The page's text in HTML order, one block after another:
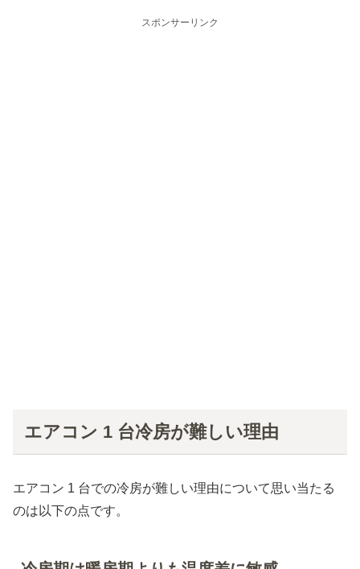
スポンサーリンク
エアコン 1 台冷房が難しい理由
エアコン 1 台での冷房が難しい理由について思い当たる
のは以下の点です。